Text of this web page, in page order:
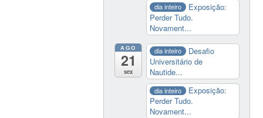
dia inteiro
Exposição:
Perder Tudo.
Novament...
AGO
21
sex
dia inteiro
Desafio
Universitário de
Nautide...
dia inteiro
Exposição:
Perder Tudo.
Novament...